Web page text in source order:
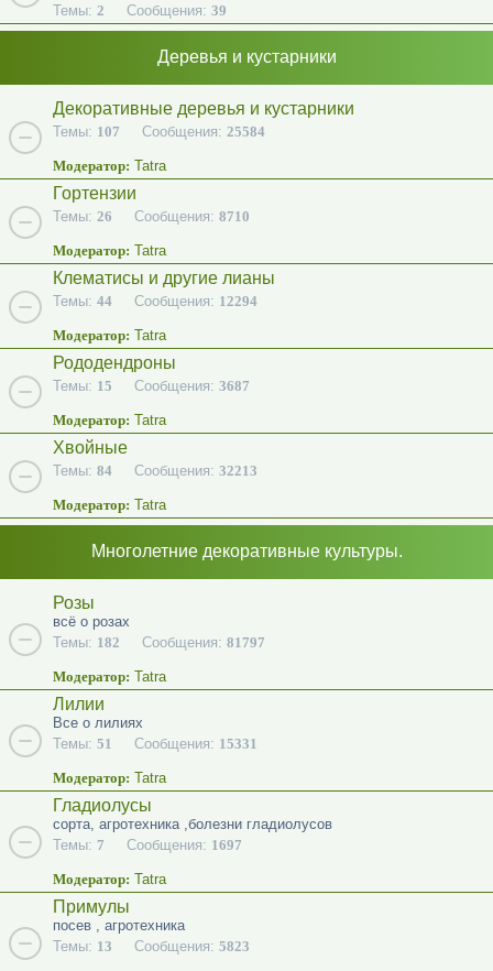
Темы: 2 Сообщения: 39
Деревья и кустарники
Декоративные деревья и кустарники
Темы: 107 Сообщения: 25584
Модератор: Tatra
Гортензии
Темы: 26 Сообщения: 8710
Модератор: Tatra
Клематисы и другие лианы
Темы: 44 Сообщения: 12294
Модератор: Tatra
Рододендроны
Темы: 15 Сообщения: 3687
Модератор: Tatra
Хвойные
Темы: 84 Сообщения: 32213
Модератор: Tatra
Многолетние декоративные культуры.
Розы
всё о розах
Темы: 182 Сообщения: 81797
Модератор: Tatra
Лилии
Все о лилиях
Темы: 51 Сообщения: 15331
Модератор: Tatra
Гладиолусы
сорта, агротехника ,болезни гладиолусов
Темы: 7 Сообщения: 1697
Модератор: Tatra
Примулы
посев , агротехника
Темы: 13 Сообщения: 5823